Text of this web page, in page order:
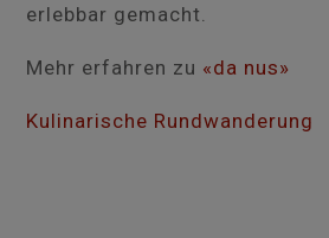
erlebbar gemacht.
Mehr erfahren zu «da nus»
Kulinarische Rundwanderung